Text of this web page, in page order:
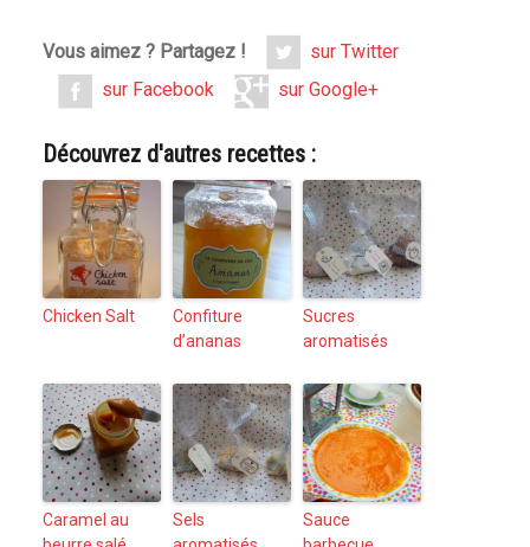
Vous aimez ? Partagez !
sur Twitter
sur Facebook
sur Google+
Découvrez d'autres recettes :
Chicken Salt
Confiture
d’ananas
Sucres
aromatisés
Caramel au
Sels
Sauce